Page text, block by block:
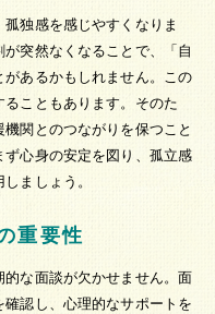
独感を感じやすくなりま
突然なくなることで、「自
あるかもしれません。この
こともあります。そのた
関とのつながりを保つこと
心身の安定を図り、孤立感
ましょう。
重要性
な面談が欠かせません。面
認し、心理的なサポートを